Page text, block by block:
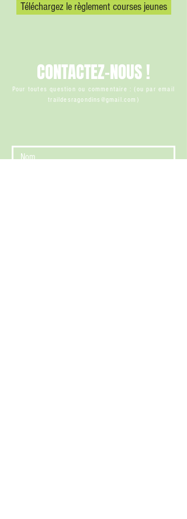
Téléchargez le règlement courses jeunes
CONTACTEZ-NOUS !
Pour toutes question ou commentaire : (ou par email
traildesragondins@gmail.com )